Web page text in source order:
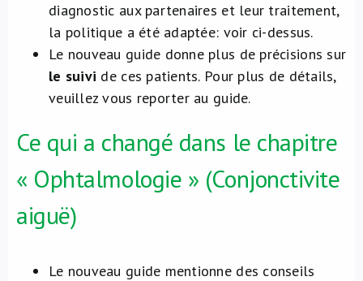
diagnostic aux partenaires et leur traitement,
la politique a été adaptée: voir ci-dessus.
Le nouveau guide donne plus de précisions sur
le suivi de ces patients. Pour plus de détails,
veuillez vous reporter au guide.
Ce qui a changé dans le chapitre
« Ophtalmologie » (Conjonctivite
aiguë)
Le nouveau guide mentionne des conseils